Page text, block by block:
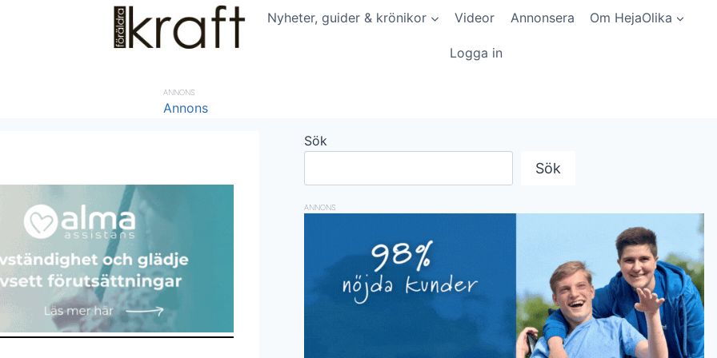
Nyheter, guider & krönikor Videor Annonsera Om HejaOlika
Logga in
ANNONS
Sök
Sök
ANNONS